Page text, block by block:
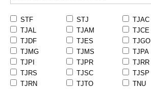
STF STJ
TJAC
TJAL
TJAM
TJCE
TJDF
TJES
TJGO
TJMG
TJMS
TJPA
TJPI
TJPR
TJRR
TJRS
TJSC
TJSP
TJRN
TJTO
TNU